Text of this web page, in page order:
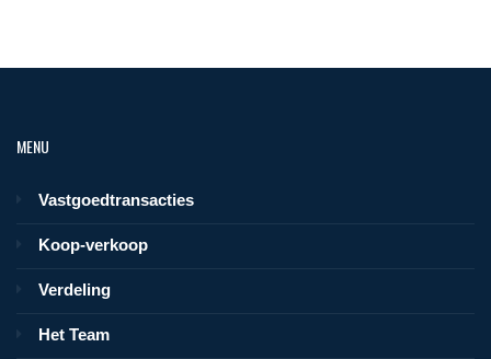
MENU
Vastgoedtransacties
Koop-verkoop
Verdeling
Het Team